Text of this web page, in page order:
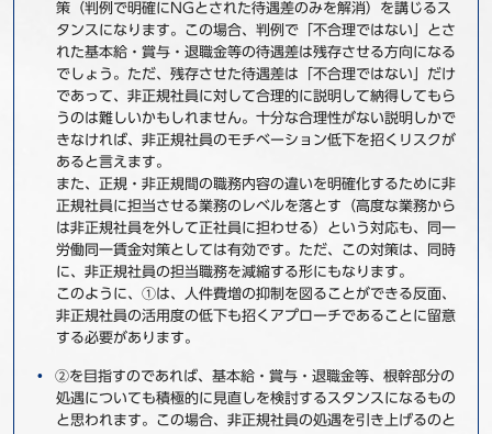
策（判例で明確にNGとされた待遇差のみを解消）を講じるス
タンスになります。この場合、判例で「不合理ではない」とさ
れた基本給・賞与・退職金等の待遇差は残存させる方向になる
でしょう。ただ、残存させた待遇差は「不合理ではない」だけ
であって、非正規社員に対して合理的に説明して納得してもら
うのは難しいかもしれません。十分な合理性がない説明しかで
きなければ、非正規社員のモチベーション低下を招くリスクが
あると言えます。
また、正規・非正規間の職務内容の違いを明確化するために非
正規社員に担当させる業務のレベルを落とす（高度な業務から
は非正規社員を外して正社員に担わせる）という対応も、同一
労働同一賃金対策としては有効です。ただ、この対策は、同時
に、非正規社員の担当職務を減縮する形にもなります。
このように、①は、人件費増の抑制を図ることができる反面、
非正規社員の活用度の低下も招くアプローチであることに留意
する必要があります。
②を目指すのであれば、基本給・賞与・退職金等、根幹部分の
処遇についても積極的に見直しを検討するスタンスになるもの
と思われます。この場合、非正規社員の処遇を引き上げるのと